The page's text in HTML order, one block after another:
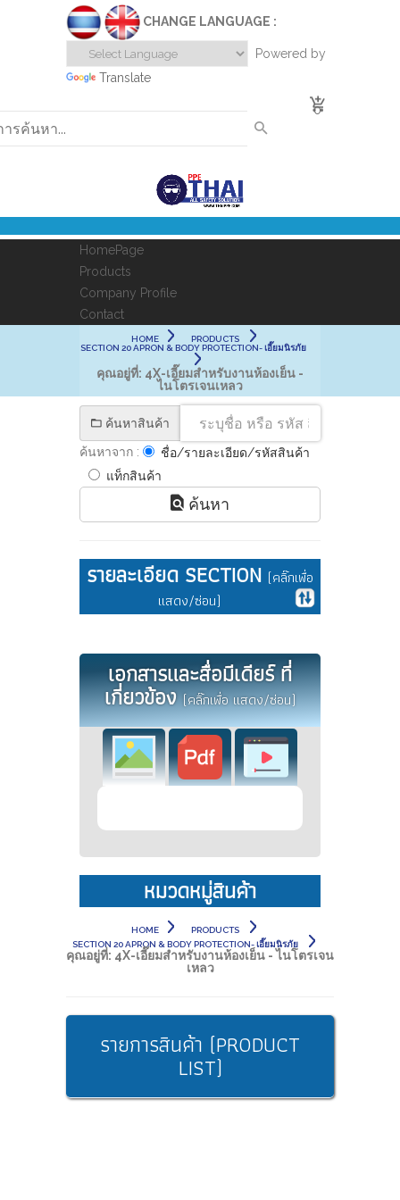
CHANGE LANGUAGE :
Powered by
Translate
0
HomePage
Products
Company Profile
Contact
HOME
PRODUCTS
SECTION 20 APRON & BODY PROTECTION- เอี๊ยมนิรภัย
คุณอยู่ที่: 4X-เอี๊ยมสำหรับงานห้องเย็น -
ไนโตรเจนเหลว
ค้นหาสินค้า
ค้นหาจาก :
ชื่อ/รายละเอียด/รหัสสินค้า
แท็กสินค้า
ค้นหา
รายละเอียด SECTION (คลิ๊กเพื่อ
แสดง/ซ่อน)
เอกสารและสื่อมีเดียร์ ที่
เกี่ยวข้อง(คลิ๊กเพื่อ แสดง/ซ่อน)
หมวดหมู่สินค้า
HOME
PRODUCTS
SECTION 20 APRON & BODY PROTECTION- เอี๊ยมนิรภัย
คุณอยู่ที่: 4X-เอี๊ยมสำหรับงานห้องเย็น - ไนโตรเจน
เหลว
รายการสินค้า (PRODUCT
LIST)